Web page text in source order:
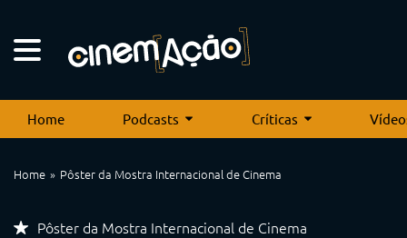
Home Podcasts Críticas
Home Pôster da Mostra Internacional de Cinema
Pôster da Mostra Internacional de Cinema